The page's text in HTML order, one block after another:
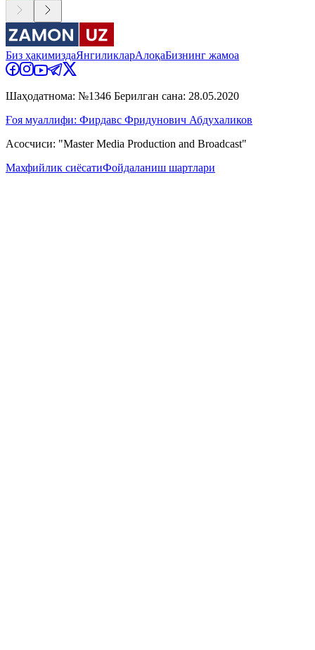
Биз ҳақимиздаЯнгиликларАлоқаБизнинг жамоа
Шаҳодатнома: №1346 Берилган сана: 28.05.2020
Ғоя муаллифи: Фирдавс Фридунович Абдухаликов
Асосчиси: "Master Media Production and Broadcast"
Махфийлик сиёсатиФойдаланиш шартлари